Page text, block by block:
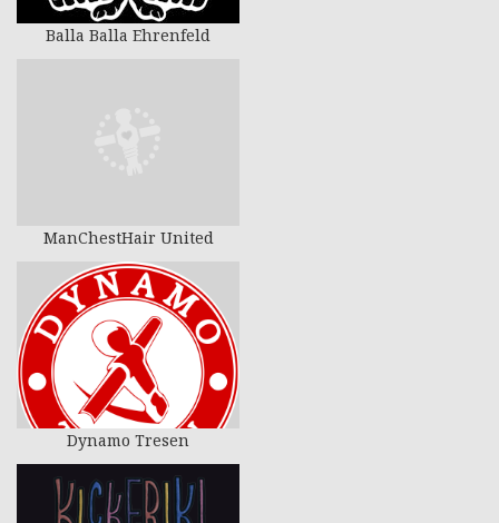
Balla Balla Ehrenfeld
ManChestHair United
Dynamo Tresen